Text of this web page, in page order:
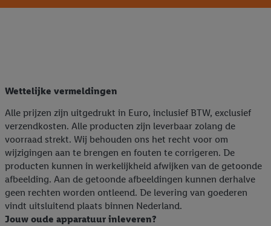
Wettelijke vermeldingen
Alle prijzen zijn uitgedrukt in Euro, inclusief BTW, exclusief
verzendkosten. Alle producten zijn leverbaar zolang de
voorraad strekt. Wij behouden ons het recht voor om
wijzigingen aan te brengen en fouten te corrigeren. De
producten kunnen in werkelijkheid afwijken van de getoonde
afbeelding. Aan de getoonde afbeeldingen kunnen derhalve
geen rechten worden ontleend. De levering van goederen
vindt uitsluitend plaats binnen Nederland.
Jouw oude apparatuur inleveren?